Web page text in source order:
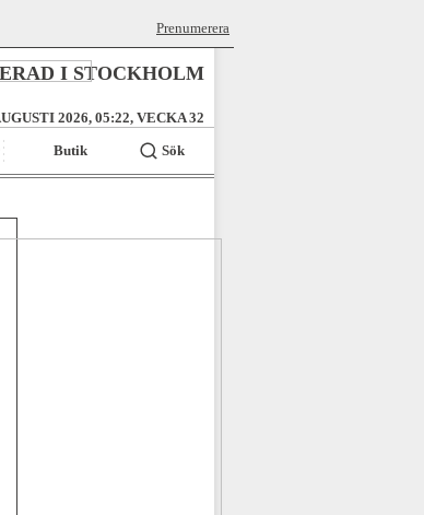
Prenumerera
I STOCKHOLM
2026, 05:22, VECKA 32
Butik Sök